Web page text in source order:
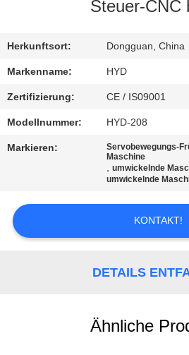
SIE
MIT
UNS
IN
VERBINDUNG
NACHRICHTEN
FORDERN
Steuer-CNC
Herkunftsort: Dongguan, China
Markenname: HYD
Zertifizierung: CE / IS09001
Modellnummer: HYD-208
Markieren:
Servobewegungs-
Maschine
,umwickelnde
umwickelnde
KONTAKT!
DETAILS
Ähnliche